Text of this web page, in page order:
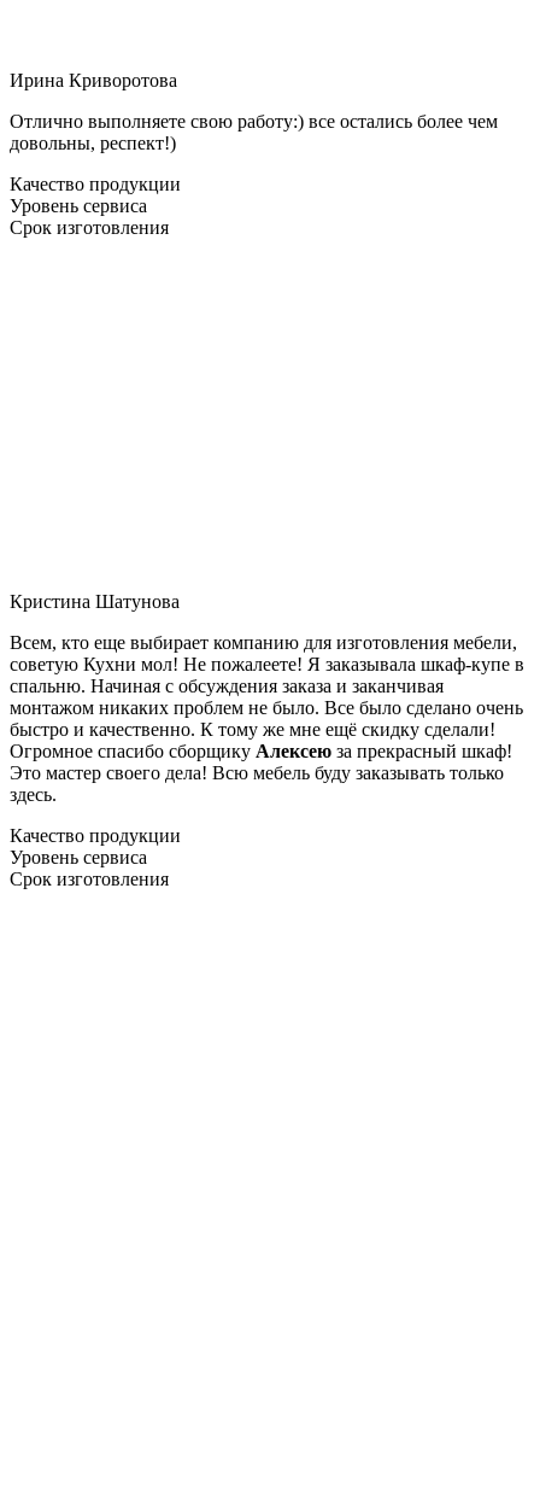
Ирина Криворотова
Отлично выполняете свою работу:) все остались более чем
довольны, респект!)
Качество продукции
Уровень сервиса
Срок изготовления
Кристина Шатунова
Всем, кто еще выбирает компанию для изготовления мебели,
советую Кухни мол! Не пожалеете! Я заказывала шкаф-купе в
спальню. Начиная с обсуждения заказа и заканчивая
монтажом никаких проблем не было. Все было сделано очень
быстро и качественно. К тому же мне ещё скидку сделали!
Огромное спасибо сборщику Алексею за прекрасный шкаф!
Это мастер своего дела! Всю мебель буду заказывать только
здесь.
Качество продукции
Уровень сервиса
Срок изготовления